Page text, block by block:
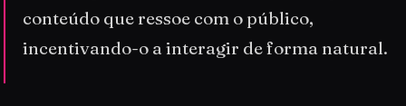
conteúdo que ressoe com o público,
incentivando-o a interagir de forma natural.